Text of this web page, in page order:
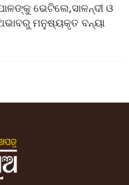
ଭେଟିଲେ,ସାଳନ୍ଦୀ ଓ
ମନୁଷ୍ୟକୃତ ବନ୍ୟା